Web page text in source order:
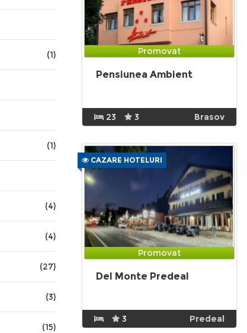
(1)
(1)
(4)
(4)
(27)
(3)
(15)
Promovat
Pensiunea Ambient
23 3 Brasov
CAZARE HOTELURI
Promovat
Del Monte Predeal
3 Predeal